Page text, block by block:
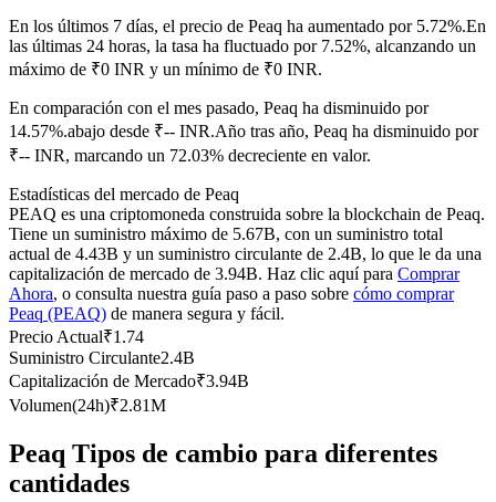
Futuros del USDC
Futuros que utilizan USDC como garantía
Copiar Trading
Únete a los mejores traders
En los últimos 7 días, el precio de Peaq ha aumentado por 5.72%.En
las últimas 24 horas, la tasa ha fluctuado por 7.52%, alcanzando un
máximo de ₹0 INR y un mínimo de ₹0 INR.
En comparación con el mes pasado, Peaq ha disminuido por
14.57%.abajo desde ₹-- INR.Año tras año, Peaq ha disminuido por
₹-- INR, marcando un 72.03% decreciente en valor.
Estadísticas del mercado de Peaq
PEAQ es una criptomoneda construida sobre la blockchain de Peaq.
Tiene un suministro máximo de 5.67B, con un suministro total
actual de 4.43B y un suministro circulante de 2.4B, lo que le da una
capitalización de mercado de 3.94B. Haz clic aquí para Comprar
Ahora, o consulta nuestra guía paso a paso sobre cómo comprar
Peaq (PEAQ) de manera segura y fácil.
Precio Actual₹1.74
Suministro Circulante2.4B
Capitalización de Mercado₹3.94B
Volumen(24h)₹2.81M
Peaq Tipos de cambio para diferentes
cantidades